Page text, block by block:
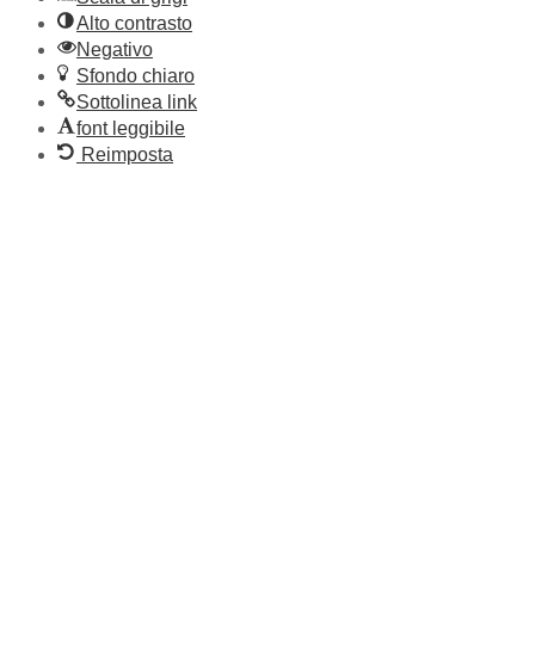
Alto contrasto
Negativo
Sfondo chiaro
Sottolinea link
font leggibile
Reimposta